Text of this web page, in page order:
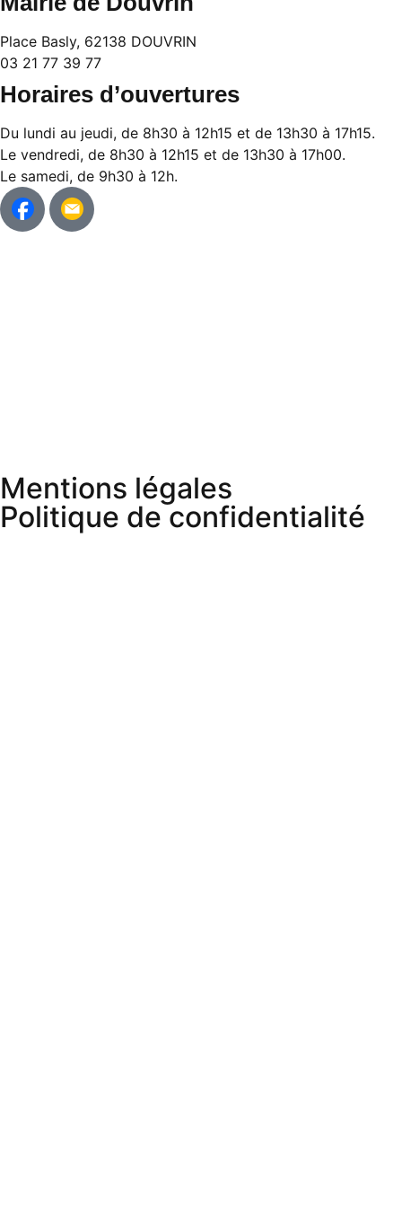
Place Basly, 62138 DOUVRIN
03 21 77 39 77
Horaires d’ouvertures
Du lundi au jeudi, de 8h30 à 12h15 et de 13h30 à 17h15.
Le vendredi, de 8h30 à 12h15 et de 13h30 à 17h00.
Le samedi, de 9h30 à 12h.
Mentions légales
Politique de confidentialité